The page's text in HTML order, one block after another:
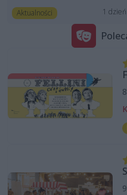
Aktualności 1